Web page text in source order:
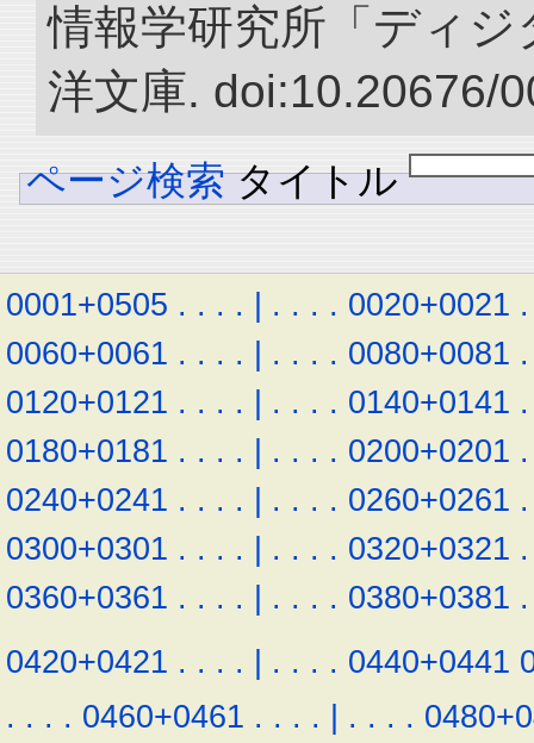
情報学研究所「ディ
洋文庫. doi:10.20676/
ページ検索 タイトル
0001+0505 . . . . | . . . . 0020+0021 .
0060+0061 . . . . | . . . . 0080+0081 .
0120+0121 . . . . | . . . . 0140+0141 .
0180+0181 . . . . | . . . . 0200+0201 .
0240+0241 . . . . | . . . . 0260+0261 .
0300+0301 . . . . | . . . . 0320+0321 .
0360+0361 . . . . | . . . . 0380+0381 .
0420+0421 . . . . | . . . . 0440+0441
. . . . 0460+0461 . . . . | . . . .